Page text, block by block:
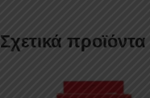
Σχετικά προϊόντα